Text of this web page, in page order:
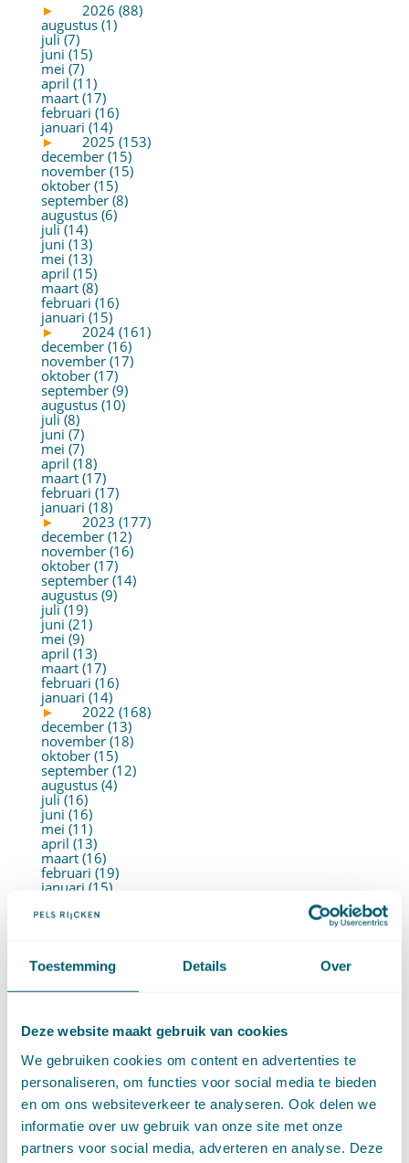
Toestemming Details Over
Deze website maakt gebruik van cookies
We gebruiken cookies om content en advertenties te
personaliseren, om functies voor social media te bieden
en om ons websiteverkeer te analyseren. Ook delen we
informatie over uw gebruik van onze site met onze
partners voor social media, adverteren en analyse. Deze
►
2026 (88)
augustus (1)
juli (7)
juni (15)
mei (7)
april (11)
maart (17)
februari (16)
januari (14)
►
2025 (153)
december (15)
november (15)
oktober (15)
september (8)
augustus (6)
juli (14)
juni (13)
mei (13)
april (15)
maart (8)
februari (16)
januari (15)
►
2024 (161)
december (16)
november (17)
oktober (17)
september (9)
augustus (10)
juli (8)
juni (7)
mei (7)
april (18)
maart (17)
februari (17)
januari (18)
►
2023 (177)
december (12)
november (16)
oktober (17)
september (14)
augustus (9)
juli (19)
juni (21)
mei (9)
april (13)
maart (17)
februari (16)
januari (14)
►
2022 (168)
december (13)
november (18)
oktober (15)
september (12)
augustus (4)
juli (16)
juni (16)
mei (11)
april (13)
maart (16)
februari (19)
januari (15)
december (15)
september (4)
augustus (7)
juli (4)
april (11)
februari (11)
januari (15)
►
2020 (154)
december (6)
november (14)
oktober (14)
september (8)